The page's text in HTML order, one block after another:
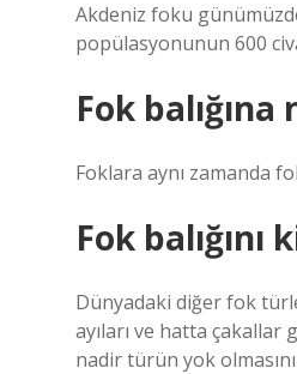
Akdeniz foku
popülasyonunun 600
Fok balığına
Foklara aynı zamanda
Fok balığını
Dünyadaki diğer fok
ayıları ve hatta çakallar
nadir türün yok